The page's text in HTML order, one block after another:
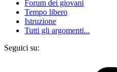
Forum dei giovani
Tempo libero
Istruzione
Tutti gli argomenti...
Seguici su: